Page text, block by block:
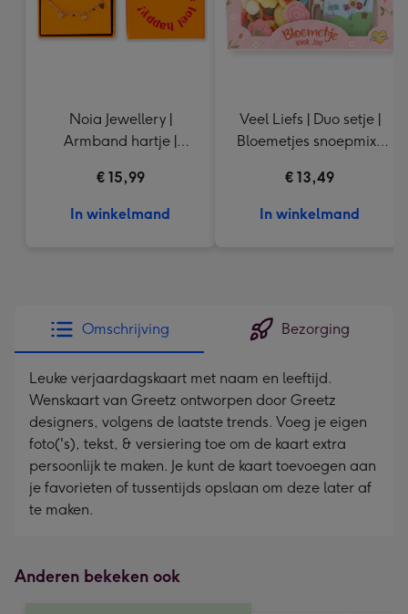
Noia Jewellery |
Armband hartje |
€ 15,99
In winkelmand
Veel Liefs | Duo setje |
Bloemetjes snoepmix |
€ 13,49
In winkelmand
Omschrijving Bezorging
Leuke verjaardagskaart met naam en leeftijd.
Wenskaart van Greetz ontworpen door Greetz
designers, volgens de laatste trends. Voeg je eigen
foto('s), tekst, & versiering toe om de kaart extra
persoonlijk te maken. Je kunt de kaart toevoegen aan
je favorieten of tussentijds opslaan om deze later af
te maken.
Anderen bekeken ook